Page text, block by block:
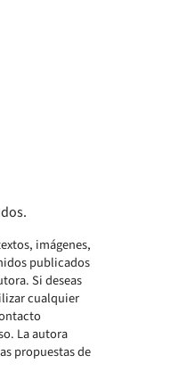
imágenes,
publicados
Si deseas
cualquier
La autora
propuestas de